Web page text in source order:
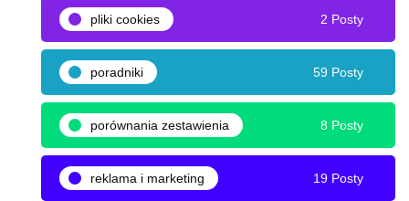
pliki cookies 2 Posty
poradniki 59 Posty
porównania zestawienia 8 Posty
reklama i marketing 19 Posty